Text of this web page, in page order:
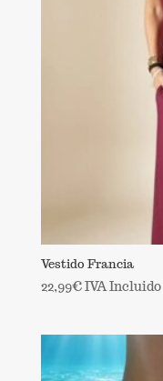
Vestido Francia
22,99€IVA Incluido